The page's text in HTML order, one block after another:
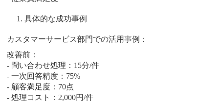
具体的な成功事例
カスタマーサービス部門での活用事例：
改善前：
- 問い合わせ処理：15分/件
- 一次回答精度：75%
- 顧客満足度：70点
- 処理コスト：2,000円/件